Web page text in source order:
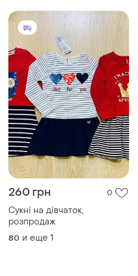
260 грн 0
Сукні на дівчаток,
розпродаж
80 и еще 1